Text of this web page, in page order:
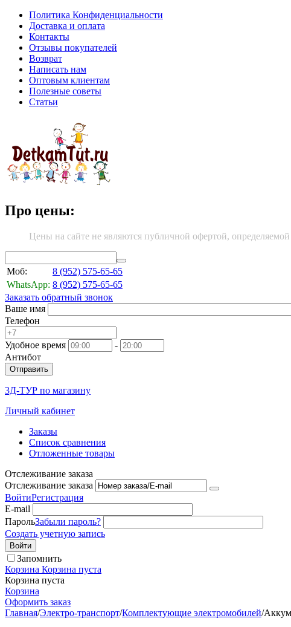
Политика Конфиденциальности
Доставка и оплата
Контакты
Отзывы покупателей
Возврат
Написать нам
Оптовым клиентам
Полезные советы
Статьи
Про цены:
Цены на сайте не являются публичной офертой,
Моб: 8 (952) 575-65-65
WhatsApp: 8 (952) 575-65-65
Заказать обратный звонок
Ваше имя
Телефон
Удобное время
-
Антибот
Отправить
3Д-ТУР по магазину
Личный кабинет
Заказы
Список сравнения
Отложенные товары
Отслеживание заказа
Отслеживание заказа
ВойтиРегистрация
E-mail
ПарольЗабыли пароль?
Создать учетную запись
Войти
Запомнить
Корзина Корзина пуста
Корзина пуста
Корзина
Оформить заказ
Главная/Электро-транспорт/Комплектующие электромобилей/